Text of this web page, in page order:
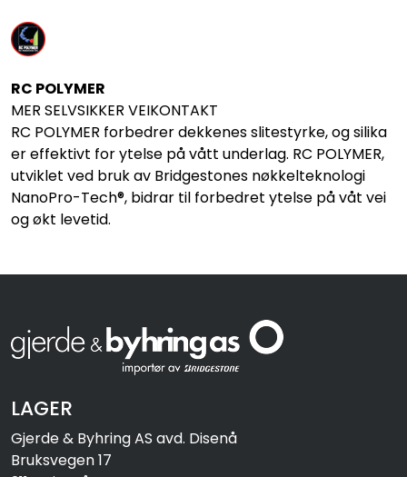
RC POLYMER
MER SELVSIKKER VEIKONTAKT
RC POLYMER forbedrer dekkenes slitestyrke, og silika
er effektivt for ytelse på vått underlag. RC POLYMER,
utviklet ved bruk av Bridgestones nøkkelteknologi
NanoPro-Tech®, bidrar til forbedret ytelse på våt vei
og økt levetid.
LAGER
Gjerde & Byhring AS avd. Disenå
Bruksvegen 17